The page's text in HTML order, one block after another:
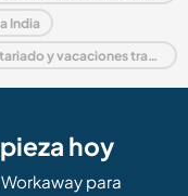
India
Última hora Alojamiento con familias, voluntariado y vacaciones trabajando en India
hoy
para